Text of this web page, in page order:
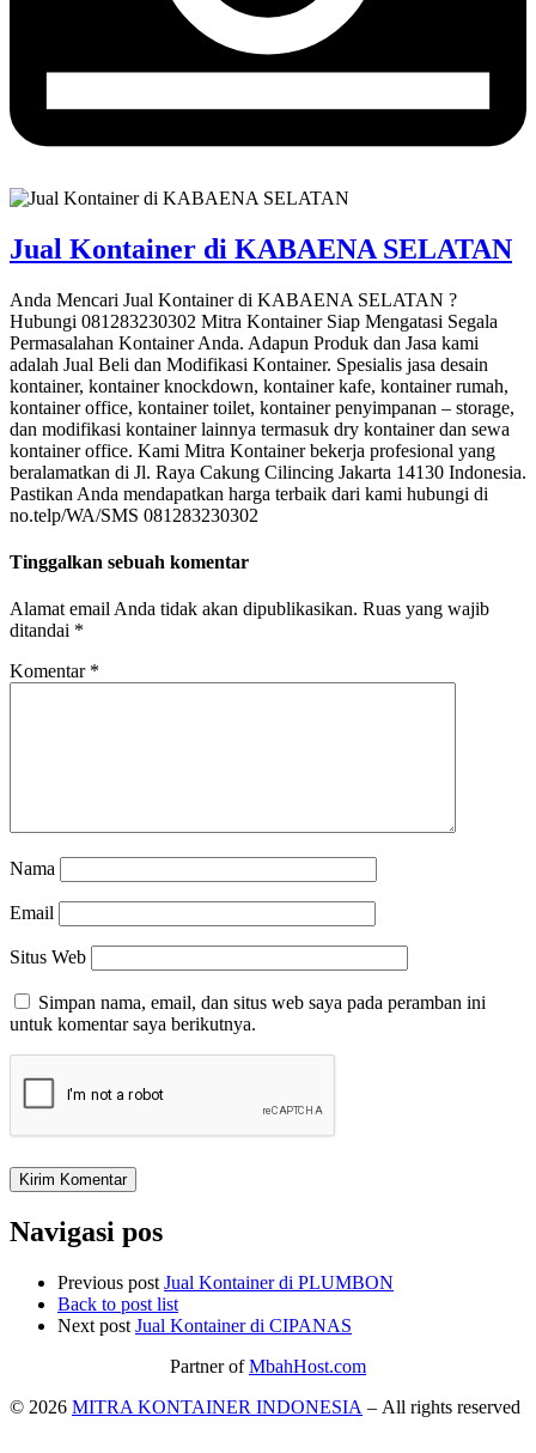
Jual Kontainer di KABAENA SELATAN
Anda Mencari Jual Kontainer di KABAENA SELATAN ?
Hubungi 081283230302 Mitra Kontainer Siap Mengatasi Segala
Permasalahan Kontainer Anda. Adapun Produk dan Jasa kami
adalah Jual Beli dan Modifikasi Kontainer. Spesialis jasa desain
kontainer, kontainer knockdown, kontainer kafe, kontainer rumah,
kontainer office, kontainer toilet, kontainer penyimpanan – storage,
dan modifikasi kontainer lainnya termasuk dry kontainer dan sewa
kontainer office. Kami Mitra Kontainer bekerja profesional yang
beralamatkan di Jl. Raya Cakung Cilincing Jakarta 14130 Indonesia.
Pastikan Anda mendapatkan harga terbaik dari kami hubungi di
no.telp/WA/SMS 081283230302
Tinggalkan sebuah komentar
Alamat email Anda tidak akan dipublikasikan. Ruas yang wajib
ditandai *
Komentar *
Nama
Email
Situs Web
Simpan nama, email, dan situs web saya pada peramban ini
untuk komentar saya berikutnya.
Navigasi pos
Previous post Jual Kontainer di PLUMBON
Back to post list
Next post Jual Kontainer di CIPANAS
Partner ofMbahHost.com
© 2026 MITRA KONTAINER INDONESIA – All rights reserved